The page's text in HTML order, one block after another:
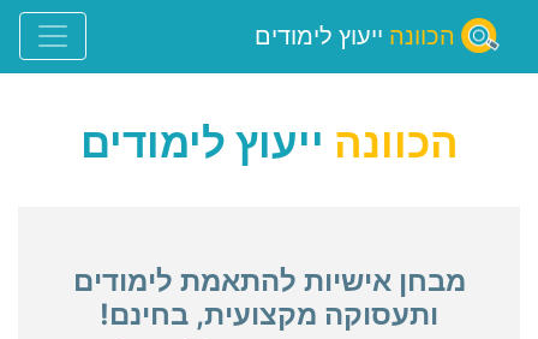
הכוונה ייעוץ לימודים
הכוונה ייעוץ לימודים
מבחן אישיות להתאמת לימודים
ותעסוקה מקצועית, בחינם!